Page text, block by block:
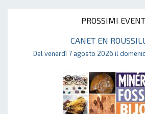
PROSSIMI
CANET EN
Del venerdì 7 agosto 2026 il